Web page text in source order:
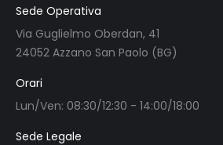
Sede Operativa
Via Guglielmo Oberdan, 41
24052 Azzano San Paolo (BG)
Orari
Lun/Ven: 08:30/12:30 - 14:00/18:00
Sede Legale